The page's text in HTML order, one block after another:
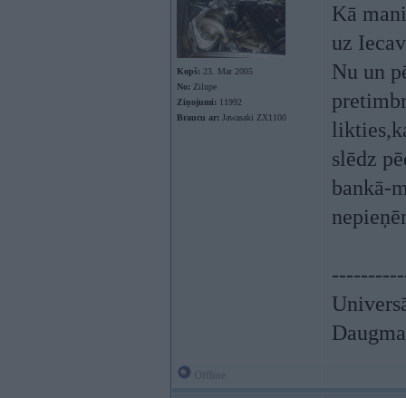
Kopš: 23. Mar 2005
No: Zilupe
Ziņojumi: 11992
Braucu ar: Jawasaki ZX1100
Kā
uz
Nu un
slēdz
bankā-